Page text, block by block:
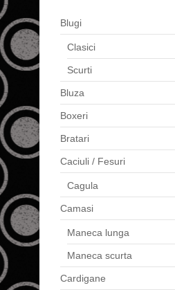
Blugi
Clasici
Scurti
Bluza
Boxeri
Bratari
Caciuli / Fesuri
Cagula
Camasi
Maneca lunga
Maneca scurta
Cardigane